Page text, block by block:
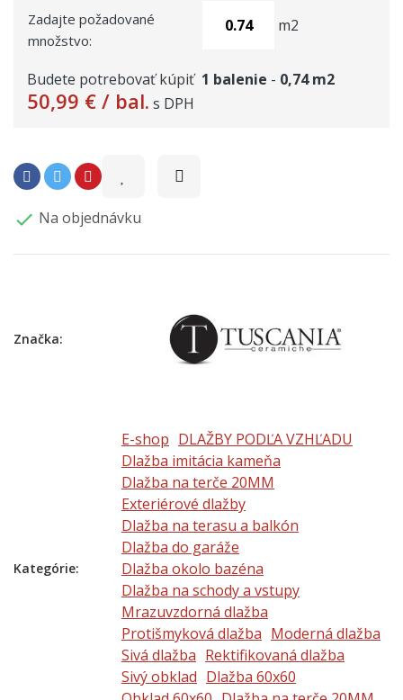
Zadajte požadované
množstvo:
m2
Budete potrebovať kúpiť 1 balenie - 0,74 m2
50,99 € / bal. s DPH
 Na objednávku
Značka:
Kategórie:
E-shop DLAŽBY PODĽA VZHĽADU
Dlažba imitácia kameňa
Dlažba na terče 20MM
Exteriérové dlažby
Dlažba na terasu a balkón
Dlažba do garáže
Dlažba okolo bazéna
Dlažba na schody a vstupy
Mrazuvzdorná dlažba
Protišmyková dlažba Moderná dlažba
Sivá dlažba Rektifikovaná dlažba
Sivý obklad Dlažba 60x60